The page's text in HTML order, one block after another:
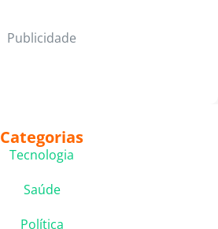
Publicidade
Categorias
Tecnologia
Saúde
Política